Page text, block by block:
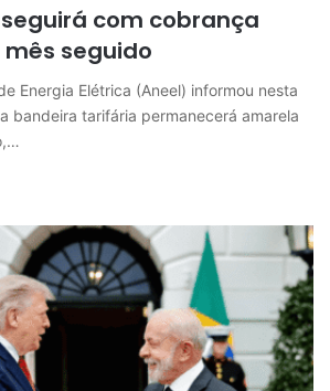
com cobrança
seguido
Energia Elétrica (Aneel) informou nesta
bandeira tarifária permanecerá amarela